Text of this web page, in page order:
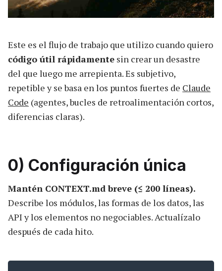
Este es el flujo de trabajo que utilizo cuando quiero
código útil rápidamente sin crear un desastre
del que luego me arrepienta. Es subjetivo,
repetible y se basa en los puntos fuertes de Claude
Code (agentes, bucles de retroalimentación cortos,
diferencias claras).
0) Configuración única
Mantén CONTEXT.md breve (≤ 200 líneas).
Describe los módulos, las formas de los datos, las
API y los elementos no negociables. Actualízalo
después de cada hito.